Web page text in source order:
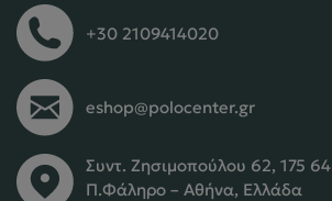
+30 2109414020
eshop@polocenter.gr
Συντ. Ζησιμοπούλου 62, 175 64
Π.Φάληρο – Αθήνα, Ελλάδα